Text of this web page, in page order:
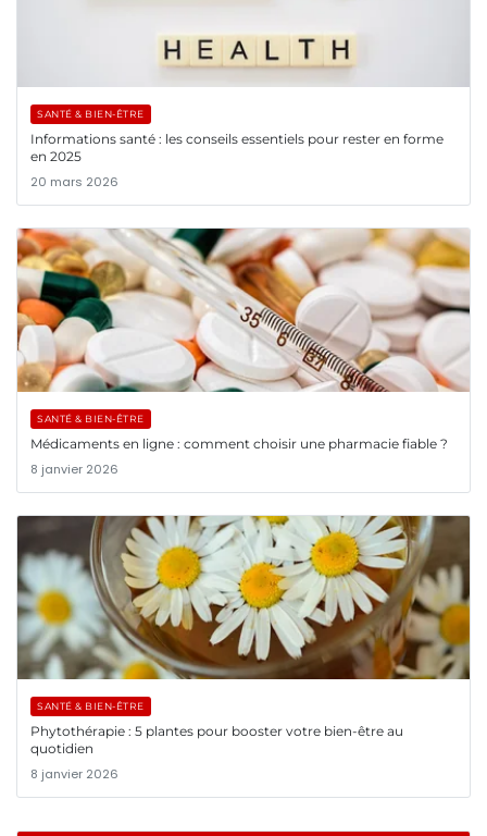
SANTÉ & BIEN-ÊTRE
Informations santé : les conseils essentiels pour rester en forme
en 2025
20 mars 2026
SANTÉ & BIEN-ÊTRE
Médicaments en ligne : comment choisir une pharmacie fiable ?
8 janvier 2026
SANTÉ & BIEN-ÊTRE
Phytothérapie : 5 plantes pour booster votre bien-être au
quotidien
8 janvier 2026